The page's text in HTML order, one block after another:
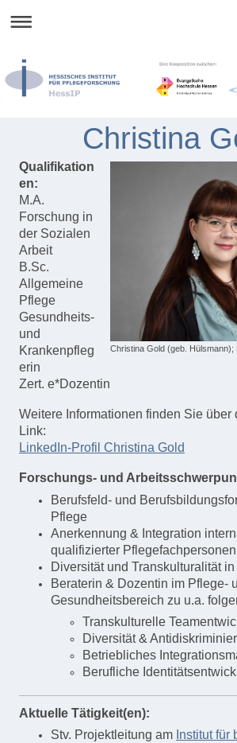
Christina
Christina Gold (geb.
Qualifikation
en:
M.A.
Forschung in
der Sozialen
Arbeit
B.Sc.
Allgemeine
Pflege
Gesundheits-
und
Krankenpfleg
erin
Zert. e*Dozentin
Weitere Informationen finden Sie über
Link:
LinkedIn-Profil Christina Gold
Forschungs- und
Berufsfeld- und
Pflege
Anerkennung & Integration
qualifizierter Pflegefachpersonen
Diversität und Transkulturalität
Beraterin & Dozentin im Pflege-
Gesundheitsbereich zu u.a.
Transkulturelle
Diversität &
Betriebliches
Berufliche
Aktuelle Tätigkeit(en):
Stv. Projektleitung am Institut für